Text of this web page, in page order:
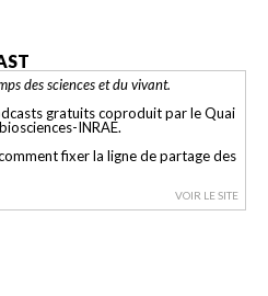
des sciences et du vivant.
gratuits coproduit par le Quai
INRAE.
fixer la ligne de partage des
VOIR LE SITE